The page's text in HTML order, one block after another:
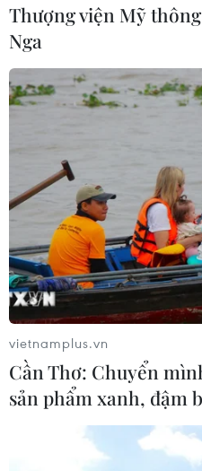
Thượng viện Mỹ
Nga
vietnamplus.vn
Cần Thơ: Chuyển
sản phẩm xanh, đậm